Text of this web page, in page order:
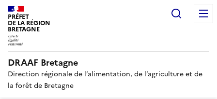
PRÉFET
DE LA RÉGION
BRETAGNE
DRAAF Bretagne
Direction régionale de l’alimentation, de l’agriculture et de
la forêt de Bretagne